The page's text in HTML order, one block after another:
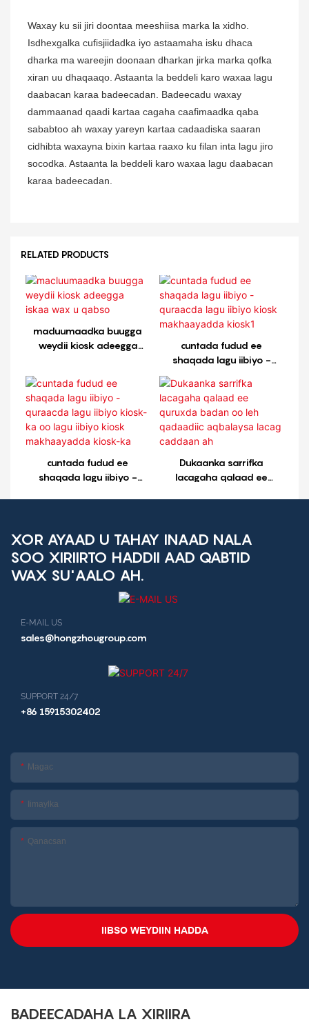
Waxay ku sii jiri doontaa meeshiisa marka la xidho.
Isdhexgalka cufisjiidadka iyo astaamaha isku dhaca
dharka ma wareejin doonaan dharkan jirka marka qofka
xiran uu dhaqaaqo. Astaanta la beddeli karo waxaa lagu
daabacan karaa badeecadan. Badeecadu waxay
dammaanad qaadi kartaa cagaha caafimaadka qaba
sababtoo ah waxay yareyn kartaa cadaadiska saaran
cidhibta waxayna bixin kartaa raaxo ku filan inta lagu jiro
socodka. Astaanta la beddeli karo waxaa lagu daabacan
karaa badeecadan.
RELATED PRODUCTS
macluumaadka buugga
weydii kiosk adeegga
cuntada fudud ee
shaqada lagu iibiyo -
quraacda lagu iibiyo kiosk
makhaayadda kiosk1
cuntada fudud ee
shaqada lagu iibiyo -
kiosk-ka
Dukaanka sarrifka
lacagaha qalaad ee
XOR AYAAD U TAHAY INAAD NALA
SOO XIRIIRTO HADDII AAD QABTID
WAX SU'AALO AH.
E-MAIL US
sales@hongzhougroup.com
SUPPORT 24/7
+86 15915302402
Magac
Iimaylka
Qanacsan
IIBSO WEYDIIN HADDA
BADEECADAHA LA XIRIIRA